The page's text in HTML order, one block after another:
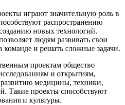
играют значительную роль в
распространению
новых технологий.
людям развивать свои
команде и решать сложные задачи.
проектам общество
и открытиям,
медицины, техники,
Такие проекты способствуют
и культуры.